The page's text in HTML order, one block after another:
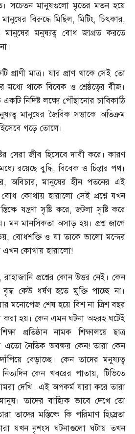
সচেতন মানুষগুলো মৃতের মতন হয়ে
বিরুদ্ধে মিছিল,মিটিং,চিৎকার,
মনুষ্যত্ব বোধ জাগ্রত করতে
প্রাণী মাত্র। যার প্রাণ থাকে সেই তো
মধ্যে থাকে বিবেক ও শ্রেষ্ঠত্বের বীজ।
নিদিষ্ট লক্ষ্যে পৌঁছানোর চাবিকাঠি
মানুষের জৈবিক সত্তাকে অতিক্রম
গড়ে তোলে।
সেরা জীব হিসেবে দাবী করে। কারণ
রয়েছে বুদ্ধি,বিবেক ও চিন্তার পথ।
,অবিচার,মানুষের হীন পতনের এই
কোথায় হারালো সেই প্রশ্নে যখন
যন্ত্রণা সৃষ্টি করে,জটলা সৃষ্টি করে
মন মানসিকতা অসাড় হয়। প্রশ্ন জাগে
, বোধশক্তি ও যা তাকে ভালো মন্দের
এখন কোথায় হারালো!
রাহাজানি প্রশ্নের কোন উত্তর নেই। কেন
কেউ ধর্ষণ হতে মুক্তি পাচ্ছে না।
মনোপেজ শেষ হয়ে বিশ না ত্রিশ বছর
হয়। কেন এমন ঘটনা অহরহ ঘটেই
প্রতিষ্ঠান নামক শিক্ষালয়ে ছাত্র
এতো নৈতিক অবক্ষয় কেন!তারা কেন
বেড়াচ্ছে। কেন তাদের মনুষ্যত্ব
কেন খবরের পাতায়,টিভিতে
দেখি। এই অপকর্ম যারা করে তারা
তাদের বাহ্যিক ভাবে দেখে তো
তাদের মস্তিষ্কে কি পরিমাণ হিংস্রতা
যখন নৃশংস ঘটনাগুলো ঘটায় তখন